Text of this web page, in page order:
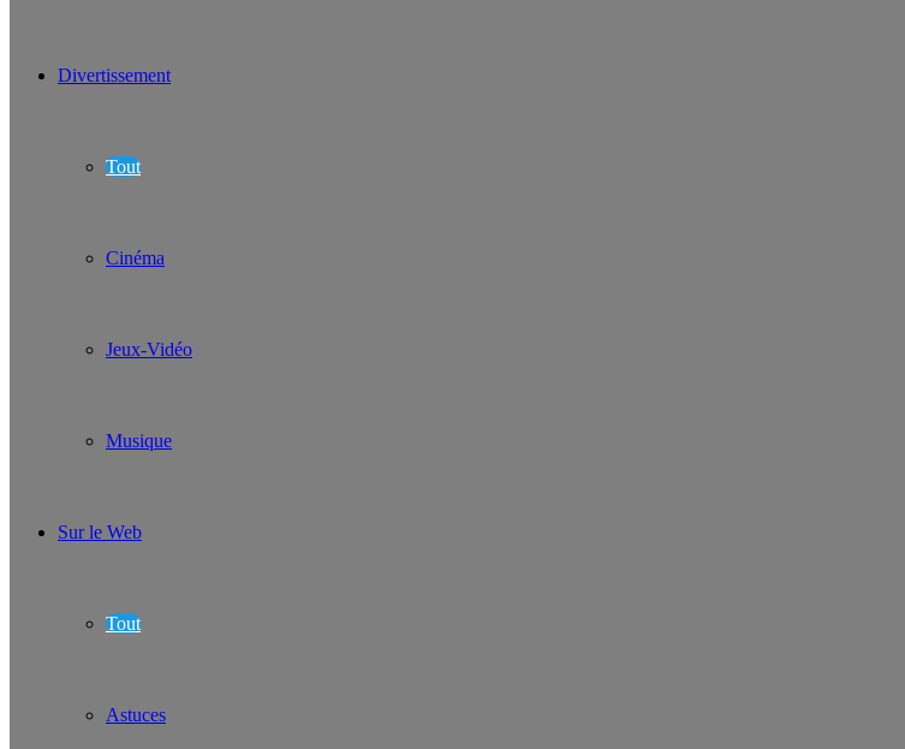
Divertissement
Tout
Cinéma
Jeux-Vidéo
Musique
Sur le Web
Tout
Astuces